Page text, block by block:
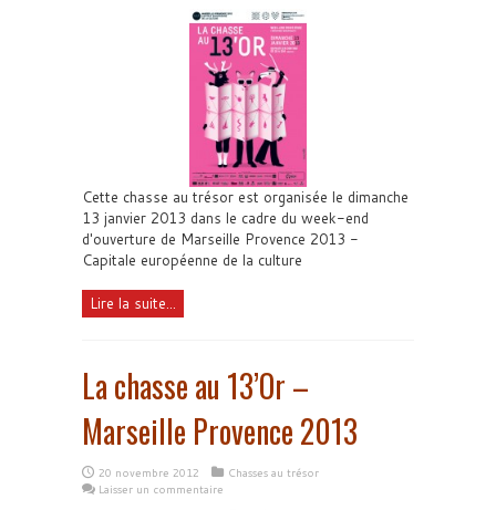
Cette chasse au trésor est organisée le dimanche
13 janvier 2013 dans le cadre du week-end
d'ouverture de Marseille Provence 2013 -
Capitale européenne de la culture
Lire la suite...
La chasse au 13’Or –
Marseille Provence 2013
20 novembre 2012
Chasses au trésor
Laisser un commentaire